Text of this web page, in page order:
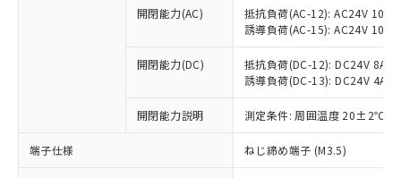
開閉能力(AC)
抵抗負荷(AC-12): AC24V 10A/
誘導負荷(AC-15): AC24V
開閉能力(DC)
抵抗負荷(DC-12): DC24V 8A/
誘導負荷(DC-13): DC24V 4A/
開閉能力説明 測定条件: 周囲温度 20±2℃、
端子仕様 ねじ締め端子 (M3.5)
※1 対応状況
対応済み：EU RoHS指令（10物質）の
非含有に対応した製品が提供可能な商品で